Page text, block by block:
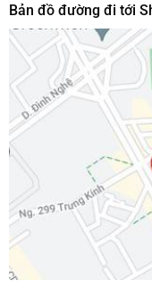
Bản đồ đường đi tới